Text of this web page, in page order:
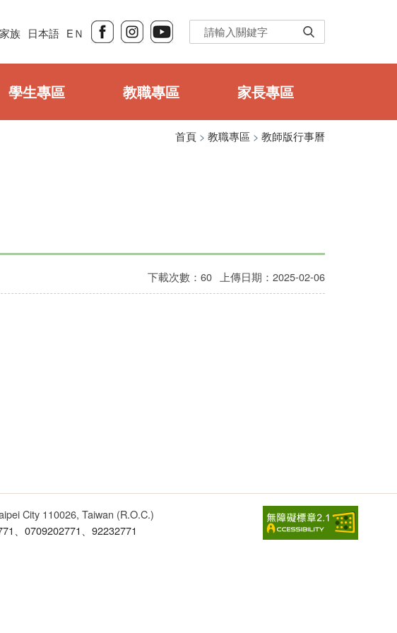
族 日本語 EＮ
學生專區 教職專區 家長專區
首頁 > 教職專區 > 教師版行事曆
上傳日期：2025-02-06
下載次數：60
City 110026, Taiwan (R.O.C.)
、0709202771、92232771